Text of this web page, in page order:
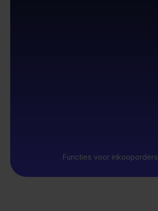
Functies voor inkooporders